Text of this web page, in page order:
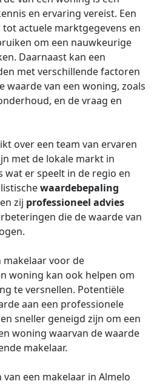
en ervaring vereist. Een
actuele marktgegevens en
om een nauwkeurige
Daarnaast kan een
met verschillende factoren
waarde van een woning, zoals
en de vraag en
over een team van ervaren
met de lokale markt in
wat er speelt in de regio en
waardebepaling
zij professioneel advies
die de waarde van
makelaar voor de
woning kan ook helpen om
te versnellen. Potentiële
aan een professionele
sneller geneigd zijn om een
woning waarvan de waarde
makelaar.
een makelaar in Almelo